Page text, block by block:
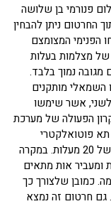
פנורמי בן שלושה
החרטום ניתן להבחין
הפנימי המצומצם
של מצלמות בעלות
מגובה נמוך בלבד.
השמאלי מותקנים
אשר שימשו
הפעולה של מערכת
תא פוטואלקטרי
ה"מביט" החוצה דרך קונוס המאפשר זוית ראיה של 20 מעלות. במקרה
ומעביר אות מתאים
כמובן שלצורך כך
גם חרטום זה נמצא